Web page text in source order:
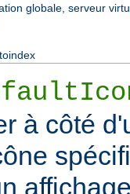
globale, serveur
à côté